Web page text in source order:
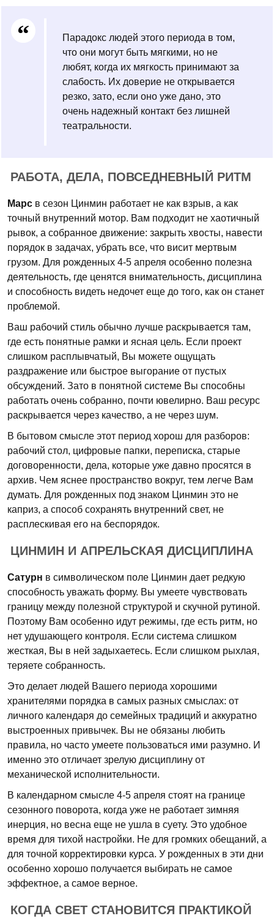
Парадокс людей этого периода в том,
что они могут быть мягкими, но не
любят, когда их мягкость принимают за
слабость. Их доверие не открывается
резко, зато, если оно уже дано, это
очень надежный контакт без лишней
театральности.
РАБОТА, ДЕЛА, ПОВСЕДНЕВНЫЙ РИТМ
Марс в сезон Цинмин работает не как взрыв, а как
точный внутренний мотор. Вам подходит не хаотичный
рывок, а собранное движение: закрыть хвосты, навести
порядок в задачах, убрать все, что висит мертвым
грузом. Для рожденных 4-5 апреля особенно полезна
деятельность, где ценятся внимательность, дисциплина
и способность видеть недочет еще до того, как он станет
проблемой.
Ваш рабочий стиль обычно лучше раскрывается там,
где есть понятные рамки и ясная цель. Если проект
слишком расплывчатый, Вы можете ощущать
раздражение или быстрое выгорание от пустых
обсуждений. Зато в понятной системе Вы способны
работать очень собранно, почти ювелирно. Ваш ресурс
раскрывается через качество, а не через шум.
В бытовом смысле этот период хорош для разборов:
рабочий стол, цифровые папки, переписка, старые
договоренности, дела, которые уже давно просятся в
архив. Чем яснее пространство вокруг, тем легче Вам
думать. Для рожденных под знаком Цинмин это не
каприз, а способ сохранять внутренний свет, не
расплескивая его на беспорядок.
ЦИНМИН И АПРЕЛЬСКАЯ ДИСЦИПЛИНА
Сатурн в символическом поле Цинмин дает редкую
способность уважать форму. Вы умеете чувствовать
границу между полезной структурой и скучной рутиной.
Поэтому Вам особенно идут режимы, где есть ритм, но
нет удушающего контроля. Если система слишком
жесткая, Вы в ней задыхаетесь. Если слишком рыхлая,
теряете собранность.
Это делает людей Вашего периода хорошими
хранителями порядка в самых разных смыслах: от
личного календаря до семейных традиций и аккуратно
выстроенных привычек. Вы не обязаны любить
правила, но часто умеете пользоваться ими разумно. И
именно это отличает зрелую дисциплину от
механической исполнительности.
В календарном смысле 4-5 апреля стоят на границе
сезонного поворота, когда уже не работает зимняя
инерция, но весна еще не ушла в суету. Это удобное
время для тихой настройки. Не для громких обещаний, а
для точной корректировки курса. У рожденных в эти дни
особенно хорошо получается выбирать не самое
эффектное, а самое верное.
КОГДА СВЕТ СТАНОВИТСЯ ПРАКТИКОЙ